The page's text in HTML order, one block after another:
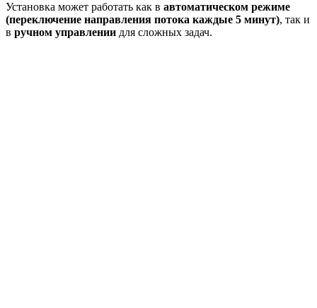
Установка может работать как в автоматическом режиме
(переключение направления потока каждые 5 минут), так и
в ручном управлении для сложных задач.